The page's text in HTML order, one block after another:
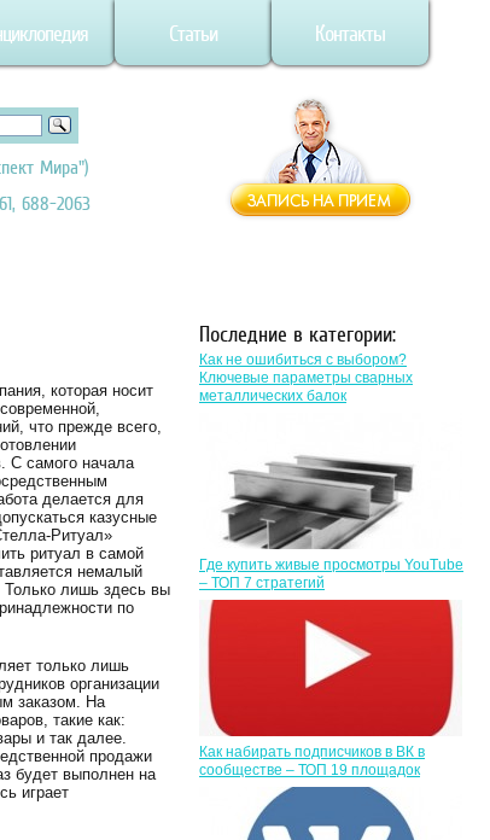
Статьи Контакты
Мира")
688-2063
которая носит
что прежде всего,
С самого начала
делается для
казусные
Ритуал»
ритуал в самой
немалый
Только лишь здесь вы
по
только лишь
организации
заказом. На
такие как:
и так далее.
продажи
будет выполнен на
играет
Последние в категории:
Как не ошибиться с выбором?
Ключевые параметры сварных
металлических балок
Где купить живые просмотры YouTube
– ТОП 7 стратегий
Как набирать подписчиков в ВК в
сообществе – ТОП 19 площадок